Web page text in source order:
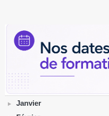
Janvier